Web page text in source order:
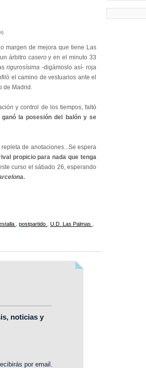
margen de mejora que tiene Las
árbitro caseroy en el minuto 33
rigurosísima -digámoslo así- roja
el camino de vestuarios ante el
de Madrid.
y control de los tiempos, faltó
la posesión del balón y se
repleta de anotaciones...Se espera
propicio para nada que tenga
curso el sábado 26, esperando
.
postpartido U.D. Las Palmas
noticias y
por email.